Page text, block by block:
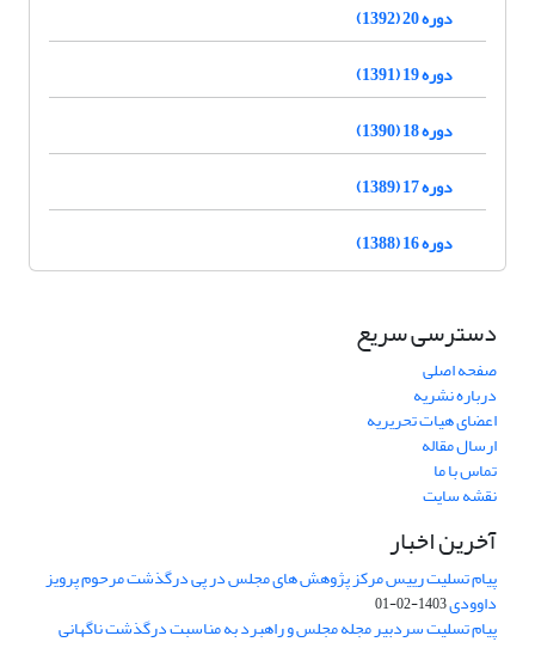
دوره 20 (1392)
دوره 19 (1391)
دوره 18 (1390)
دوره 17 (1389)
دوره 16 (1388)
دسترسی سریع
صفحه اصلی
درباره نشریه
اعضای هیات تحریریه
ارسال مقاله
تماس با ما
نقشه سایت
آخرین اخبار
پیام تسلیت رییس مرکز پژوهش های مجلس در پی درگذشت مرحوم پرویز
داوودی1403-02-01
پیام تسلیت سردبیر مجله مجلس و راهبرد به مناسبت درگذشت ناگهانی